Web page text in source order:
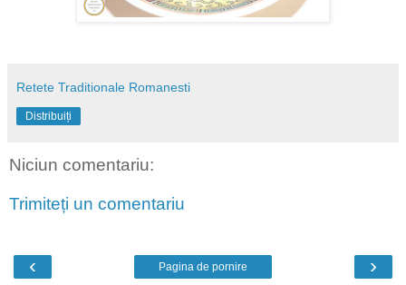
Retete Traditionale Romanesti
Distribuiți
Niciun comentariu:
Trimiteți un comentariu
‹ ›
Pagina de pornire